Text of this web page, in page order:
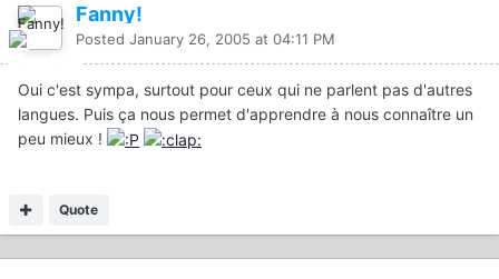
Fanny!
Posted January 26, 2005 at 04:11 PM
Oui c'est sympa, surtout pour ceux qui ne parlent pas d'autres
langues. Puis ça nous permet d'apprendre à nous connaître un
peu mieux !
Quote